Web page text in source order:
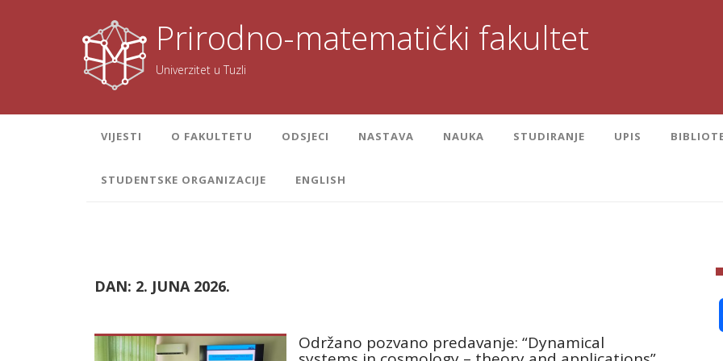
Prirodno-matematički fakultet
Univerzitet u Tuzli
VIJESTI O FAKULTETU ODSJECI NASTAVA NAUKA STUDIRANJE UPIS
STUDENTSKE ORGANIZACIJE ENGLISH
DAN: 2. JUNA 2026.
Održano pozvano predavanje: “Dynamical